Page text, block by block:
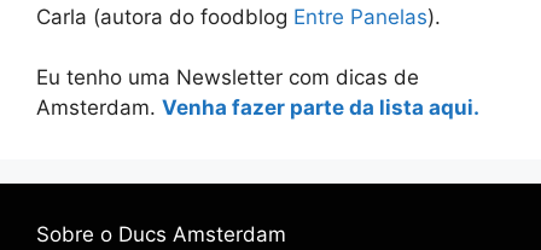
Carla (autora do foodblog Entre Panelas).
Eu tenho uma Newsletter com dicas de
Amsterdam. Venha fazer parte da lista aqui.
Sobre o Ducs Amsterdam